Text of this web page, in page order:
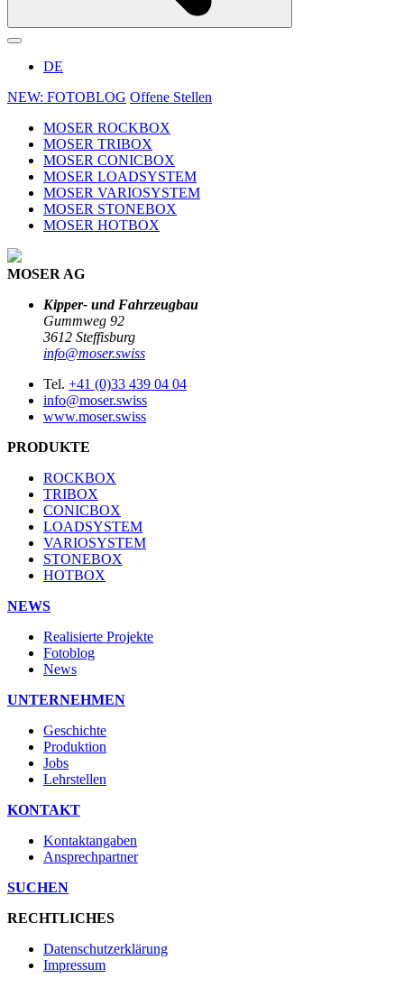
DE
NEW: FOTOBLOG Offene Stellen
MOSER ROCKBOX
MOSER TRIBOX
MOSER CONICBOX
MOSER LOADSYSTEM
MOSER VARIOSYSTEM
MOSER STONEBOX
MOSER HOTBOX
MOSER AG
Kipper- und Fahrzeugbau
Gummweg 92
3612 Steffisburg
info@moser.swiss
Tel. +41 (0)33 439 04 04
info@moser.swiss
www.moser.swiss
PRODUKTE
ROCKBOX
TRIBOX
CONICBOX
LOADSYSTEM
VARIOSYSTEM
STONEBOX
HOTBOX
NEWS
Realisierte Projekte
Fotoblog
News
UNTERNEHMEN
Geschichte
Produktion
Jobs
Lehrstellen
KONTAKT
Kontaktangaben
Ansprechpartner
SUCHEN
RECHTLICHES
Datenschutzerklärung
Impressum